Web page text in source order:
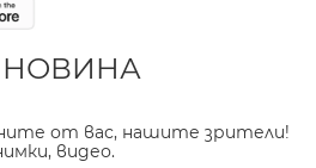
НОВИНА
от вас, нашите зрители!
видео.